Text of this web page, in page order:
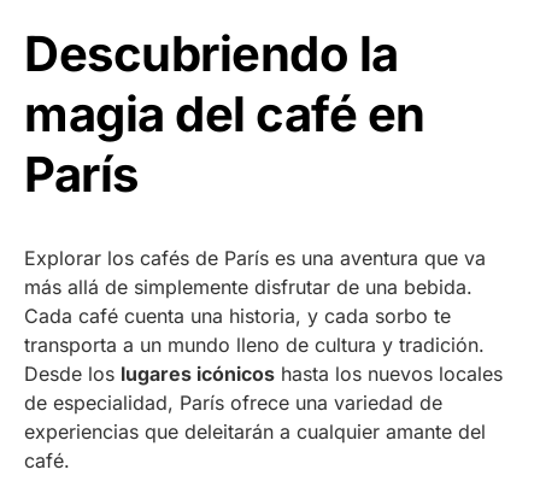
Descubriendo la
magia del café en
París
Explorar los cafés de París es una aventura que va
más allá de simplemente disfrutar de una bebida.
Cada café cuenta una historia, y cada sorbo te
transporta a un mundo lleno de cultura y tradición.
Desde los lugares icónicos hasta los nuevos locales
de especialidad, París ofrece una variedad de
experiencias que deleitarán a cualquier amante del
café.